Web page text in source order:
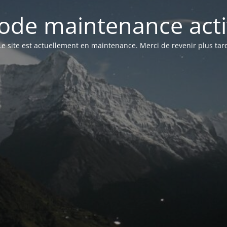
maintenance
site est actuellement en maintenance. Merci de revenir plus